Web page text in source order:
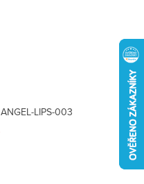
ANGEL-LIPS-003